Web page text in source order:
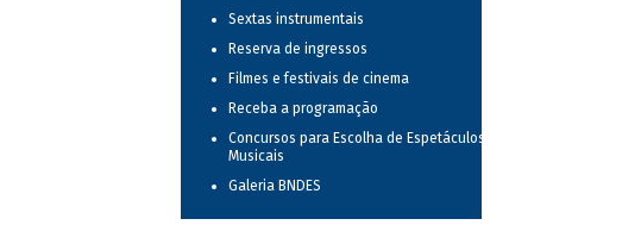
Sextas instrumentais
Reserva de ingressos
Filmes e festivais de cinema
Receba a programação
Concursos para Escolha de Espetáculos
Musicais
Galeria BNDES